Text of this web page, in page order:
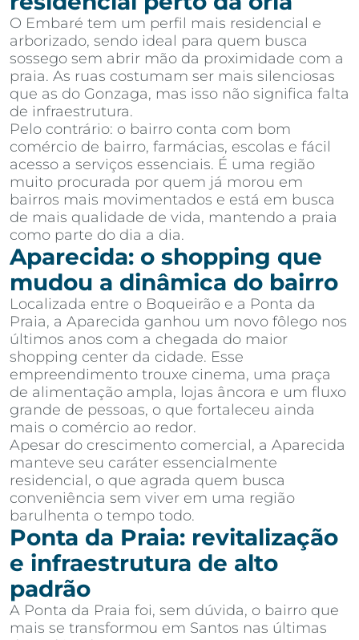
O Embaré tem um perfil mais residencial e
arborizado, sendo ideal para quem busca
sossego sem abrir mão da proximidade com a
praia. As ruas costumam ser mais silenciosas
que as do Gonzaga, mas isso não significa falta
de infraestrutura.
Pelo contrário: o bairro conta com bom
comércio de bairro, farmácias, escolas e fácil
acesso a serviços essenciais. É uma região
muito procurada por quem já morou em
bairros mais movimentados e está em busca
de mais qualidade de vida, mantendo a praia
como parte do dia a dia.
Aparecida: o shopping que
mudou a dinâmica do bairro
Localizada entre o Boqueirão e a Ponta da
Praia, a Aparecida ganhou um novo fôlego nos
últimos anos com a chegada do maior
shopping center da cidade. Esse
empreendimento trouxe cinema, uma praça
de alimentação ampla, lojas âncora e um fluxo
grande de pessoas, o que fortaleceu ainda
mais o comércio ao redor.
Apesar do crescimento comercial, a Aparecida
manteve seu caráter essencialmente
residencial, o que agrada quem busca
conveniência sem viver em uma região
barulhenta o tempo todo.
Ponta da Praia: revitalização
e infraestrutura de alto
padrão
A Ponta da Praia foi, sem dúvida, o bairro que
mais se transformou em Santos nas últimas